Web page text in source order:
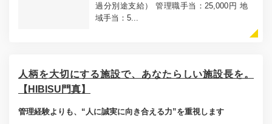
過分別途支給） 管理職手当：25,000円 地
域手当：5...
人柄を大切にする施設で、あなたらしい施設長を。
【HIBISU門真】
管理経験よりも、“人に誠実に向き合える力”を重視します